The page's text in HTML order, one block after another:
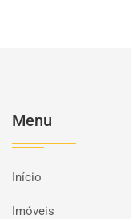
Menu
Início
Imóveis